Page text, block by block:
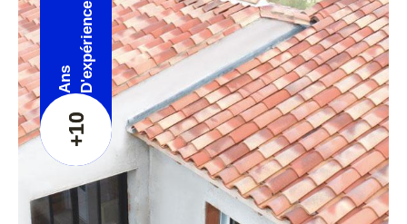
+10
Ans D'expérience